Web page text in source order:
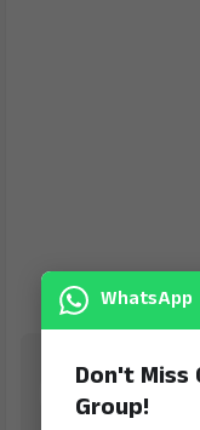
Jana
is Digital
WhatsApp
Don't Miss
Group!